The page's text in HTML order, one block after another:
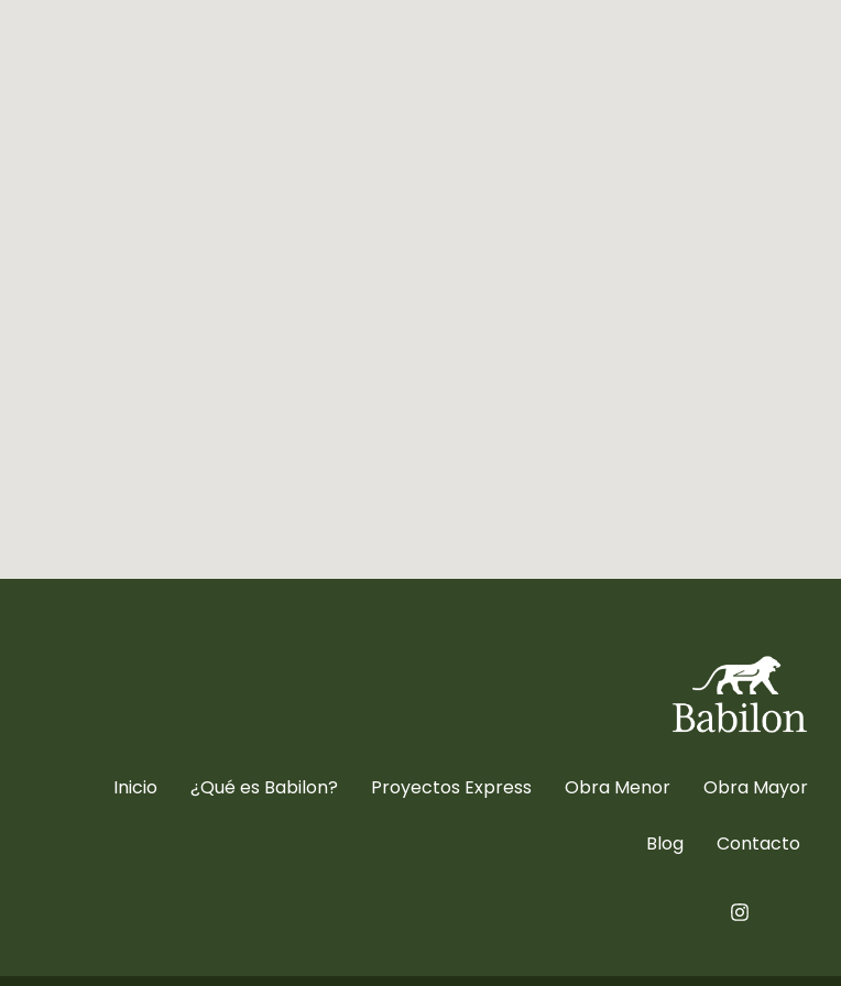
Inicio ¿Qué es Babilon? Proyectos Express Obra Menor Obra Mayor
Blog Contacto